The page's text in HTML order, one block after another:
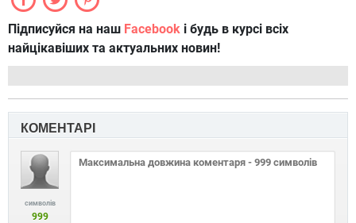
Підписуйся на наш Facebook і будь в курсі всіх
найцікавіших та актуальних новин!
КОМЕНТАРІ
символів
999